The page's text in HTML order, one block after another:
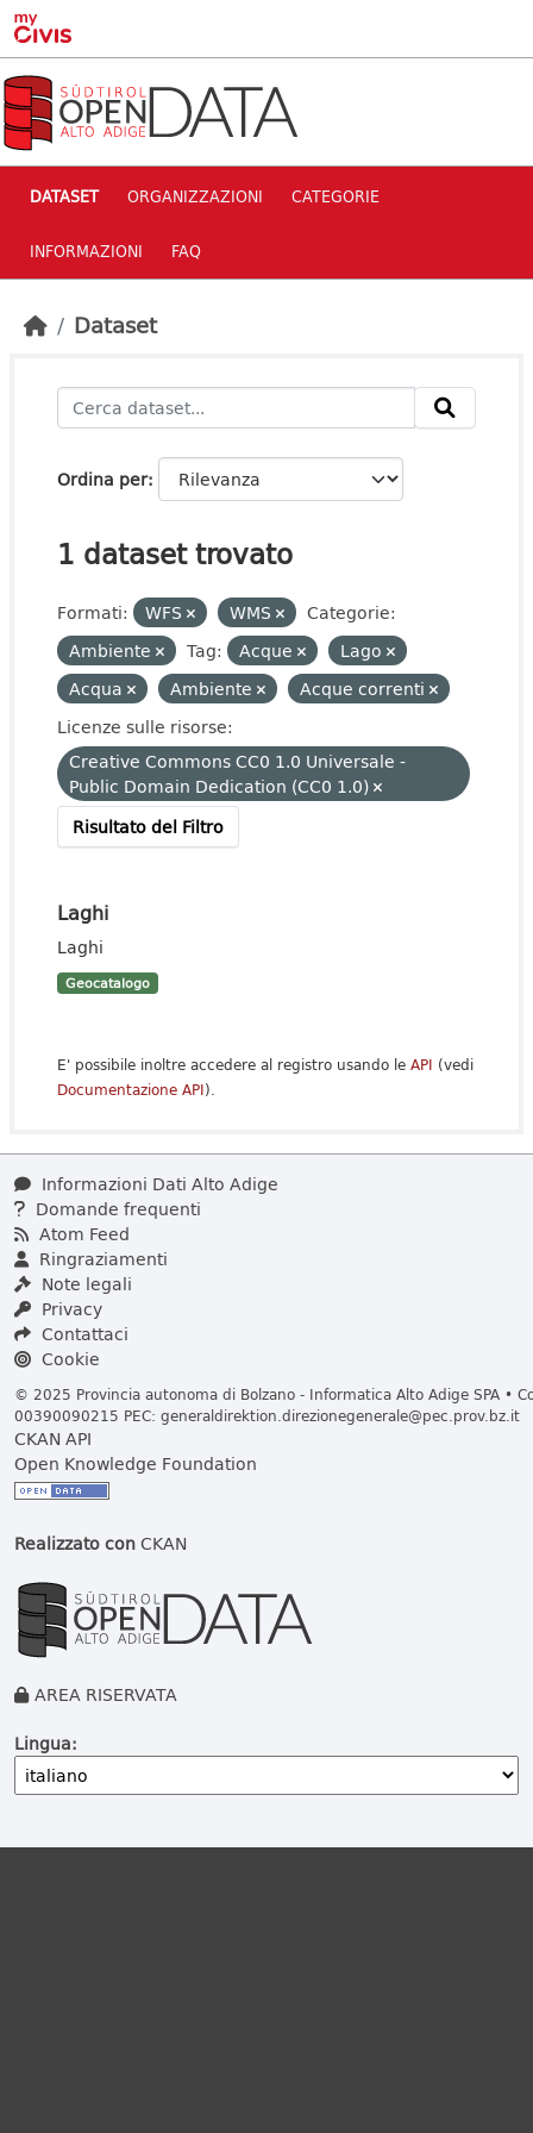
Skip to main content
DATASET ORGANIZZAZIONI CATEGORIE
INFORMAZIONI FAQ
Dataset
Ordina per
1 dataset trovato
Formati: WFS WMS
Categorie:
Ambiente
Tag: Acque
Lago
Acqua
Ambiente
Acque correnti
Licenze sulle risorse:
Creative Commons CC0 1.0 Universale -
Public Domain Dedication (CC0 1.0)
Risultato del Filtro
Laghi
Laghi
Geocatalogo
E' possibile inoltre accedere al registro usando le API (vedi
Documentazione API).
Informazioni Dati Alto Adige
Domande frequenti
Atom Feed
Ringraziamenti
Note legali
Privacy
Contattaci
Cookie
© 2025 Provincia autonoma di Bolzano - Informatica Alto Adige SPA •
00390090215 PEC: generaldirektion.direzionegenerale@pec.prov.bz.it
CKAN API
Open Knowledge Foundation
Realizzato conCKAN
AREA RISERVATA
Lingua